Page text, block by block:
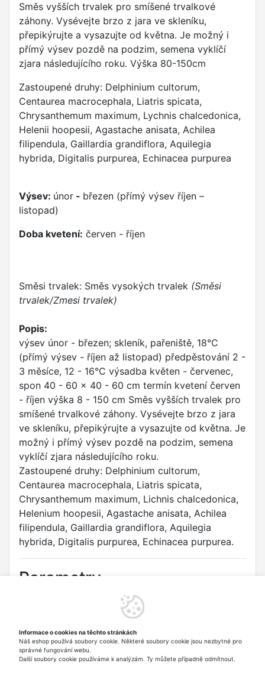
Směs vyšších trvalek pro smíšené trvalkové
záhony. Vysévejte brzo z jara ve skleníku,
přepikýrujte a vysazujte od května. Je možný i
přímý výsev pozdě na podzim, semena vyklíčí
zjara následujícího roku. Výška 80-150cm
Zastoupené druhy: Delphinium cultorum,
Centaurea macrocephala, Liatris spicata,
Chrysanthemum maximum, Lychnis chalcedonica,
Helenii hoopesii, Agastache anisata, Achilea
filipendula, Gaillardia grandiflora, Aquilegia
hybrida, Digitalis purpurea, Echinacea purpurea
Výsev: únor - březen (přímý výsev říjen –
listopad)
Doba kvetení: červen - říjen
Směsi trvalek: Směs vysokých trvalek (Směsi
trvalek/Zmesi trvalek)
Popis:
výsev únor - březen; skleník, pařeniště, 18°C
(přímý výsev - říjen až listopad) předpěstování 2 -
3 měsíce, 12 - 16°C výsadba květen - červenec,
spon 40 - 60 x 40 - 60 cm termín kvetení červen
- říjen výška 8 - 150 cm Směs vyšších trvalek pro
smíšené trvalkové záhony. Vysévejte brzo z jara
ve skleníku, přepikýrujte a vysazujte od května. Je
možný i přímý výsev pozdě na podzim, semena
vyklíčí zjara následujícího roku.
Zastoupené druhy: Delphinium cultorum,
Centaurea macrocephala, Liatris spicata,
Chrysanthemum maximum, Lichnis chalcedonica,
Helenium hoopesii, Agastache anisata, Achilea
filipendula, Gaillardia grandiflora, Aquilegia
hybrida, Digitalis purpurea, Echinacea purpurea.
Parametry
Typ:Květiny trvalky
Informace o cookies na těchto stránkách
Náš eshop používá soubory cookie. Některé soubory cookie jsou nezbytné pro
správné fungování webu.
Další soubory cookie používáme k analýzám. Ty můžete případně odmítnout.